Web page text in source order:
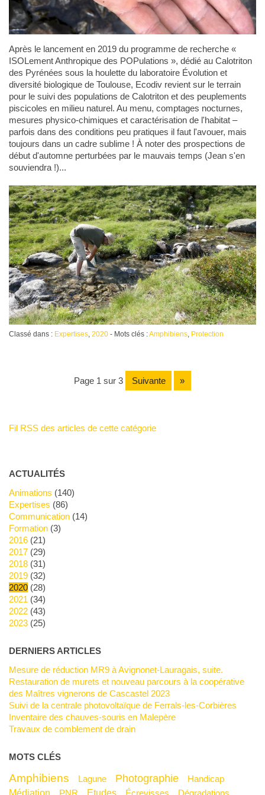
Après le lancement en 2019 du programme de recherche «
ISOLement Anthropique des POPulations », dédié au Calotriton
des Pyrénées sous la houlette du laboratoire Évolution et
diversité biologique de Toulouse, Ecodiv revient sur le terrain
pour le suivi des populations de Calotriton et des peuplements
piscicoles en milieu naturel. Au menu, comptages nocturnes,
mesures physico-chimiques et caractérisation de l'habitat –
parfois dans des conditions peu pratiques il faut l'avouer, mais
toujours dans un cadre sublime ! À noter des prospections de
début d'automne perturbées par le mauvais temps (Jean s'en
souviendra !)...
Classé dans : Expertises, 2020- Mots clés :Amphibiens, Protection
page 1 sur 3 suivante »
Fil RSS des articles de cette catégorie
ACTUALITÉS
Animations (140)
Expertises (86)
Communication(14)
Formation(3)
2016(21)
2017(29)
2018(31)
2019(32)
2020(28)
2021 (34)
2022(43)
2023(25)
DERNIERS ARTICLES
Mesure de réduction MR9 à Avignonet-Lauragais, suite.
Restauration de murets et nouveau parcours à la coopérative
des Maîtres vignerons de Cascastel 2023
Suivi de la centrale photovoltaïque de Ferrals-les-Corbières
Inventaire des chauves-souris en Malepère
Travaux de comblement de drain
MOTS CLÉS
Amphibiens Lagune Photographie Handicap
Médiation PNR Etudes Écrevisses Dégradations